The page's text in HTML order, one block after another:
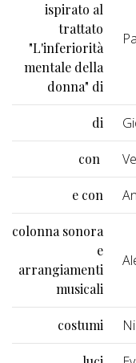
ispirato al
trattato
"L'inferiorità
mentale della
donna" di
di
con
e con
colonna sonora
e
arrangiamenti
musicali
costumi